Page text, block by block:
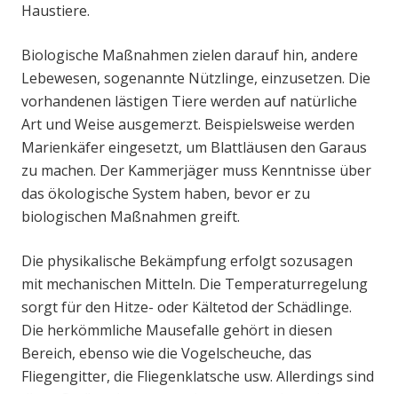
Haustiere.
Biologische Maßnahmen zielen darauf hin, andere
Lebewesen, sogenannte Nützlinge, einzusetzen. Die
vorhandenen lästigen Tiere werden auf natürliche
Art und Weise ausgemerzt. Beispielsweise werden
Marienkäfer eingesetzt, um Blattläusen den Garaus
zu machen. Der Kammerjäger muss Kenntnisse über
das ökologische System haben, bevor er zu
biologischen Maßnahmen greift.
Die physikalische Bekämpfung erfolgt sozusagen
mit mechanischen Mitteln. Die Temperaturregelung
sorgt für den Hitze- oder Kältetod der Schädlinge.
Die herkömmliche Mausefalle gehört in diesen
Bereich, ebenso wie die Vogelscheuche, das
Fliegengitter, die Fliegenklatsche usw. Allerdings sind